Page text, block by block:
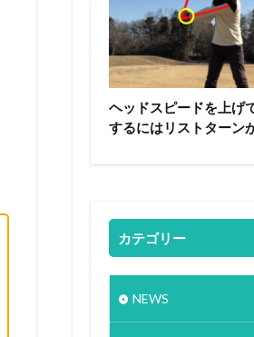
ヘッドスピードを上げ
するにはリストターン
カテゴリー
NEWS